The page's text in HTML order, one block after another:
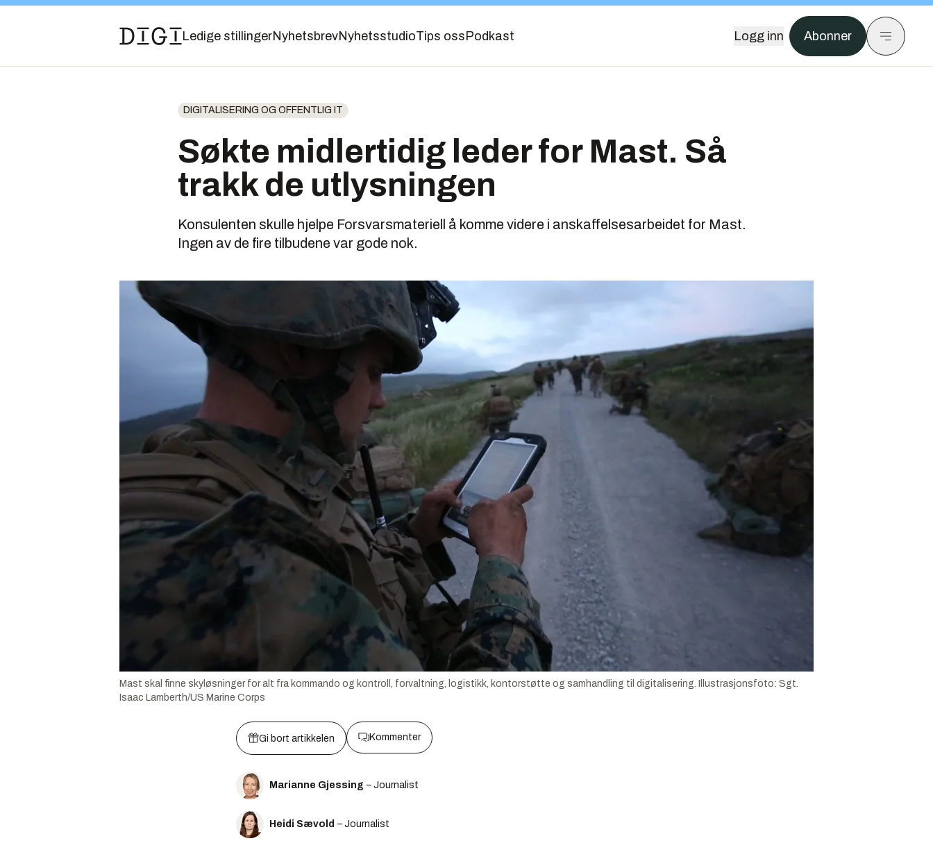
Ledige stillingerNyhetsbrevNyhetsstudioTips oss Podkast Logg inn Abonner
DIGITALISERING OG OFFENTLIG IT
Søkte midlertidig leder for Mast. Så
trakk de utlysningen
Konsulenten skulle hjelpe Forsvarsmateriell å komme videre i anskaffelsesarbeidet for Mast.
Ingen av de fire tilbudene var gode nok.
Mast skal finne skyløsninger for alt fra kommando og kontroll, forvaltning, logistikk, kontorstøtte og samhandling til digitalisering. Illustrasjonsfoto: Sgt.
Isaac Lamberth/US Marine Corps
Gi bort artikkelen Kommenter
Marianne Gjessing – Journalist
Heidi Sævold – Journalist